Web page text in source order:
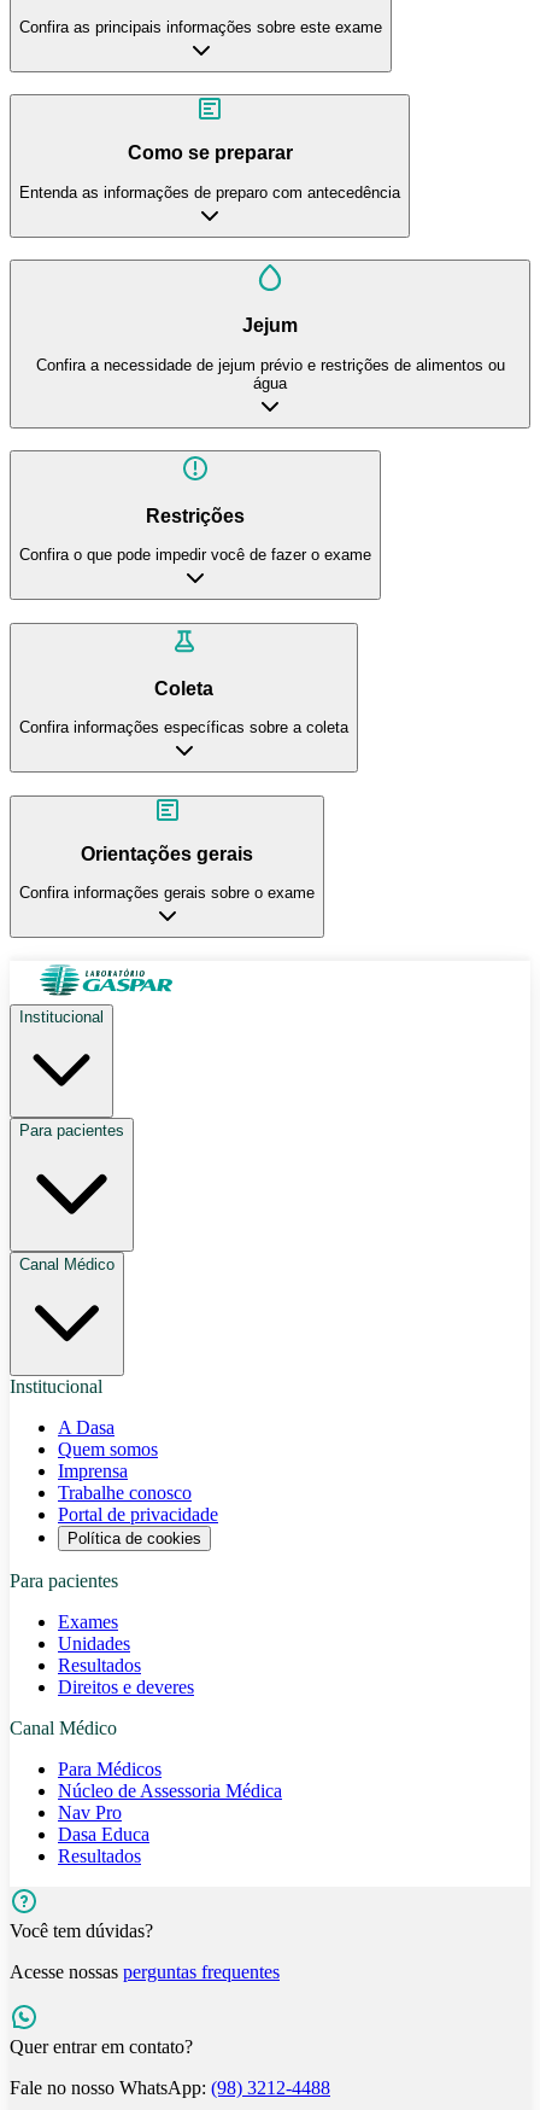
Confira as principais informações sobre este exame
Como se preparar
Entenda as informações de preparo com antecedência
Jejum
Confira a necessidade de jejum prévio e restrições de alimentos ou
água
Restrições
Confira o que pode impedir você de fazer o exame
Coleta
Confira informações específicas sobre a coleta
Orientações gerais
Confira informações gerais sobre o exame
Institucional
Para pacientes
Canal Médico
Institucional
A Dasa
Quem somos
Imprensa
Trabalhe conosco
Portal de privacidade
Política de cookies
Para pacientes
Exames
Unidades
Resultados
Direitos e deveres
Canal Médico
Para Médicos
Núcleo de Assessoria Médica
Nav Pro
Dasa Educa
Resultados
Você tem dúvidas?
Acesse nossas perguntas frequentes
Quer entrar em contato?
Fale no nosso WhatsApp: (98) 3212-4488